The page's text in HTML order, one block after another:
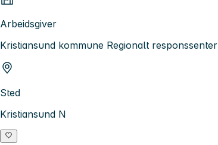
Arbeidsgiver
Kristiansund kommune Regionalt responssenter
Sted
Kristiansund N